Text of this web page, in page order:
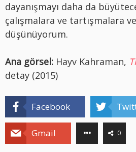
dayanışmayı daha da
çalışmalara ve tartışmalara
düşünüyorum.
Ana görsel: Hayv Kahraman,
detay (2015)
Facebook
Gmail 0